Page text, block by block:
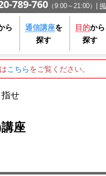
789-760 （9:00～21:00）
ら
通信講座を
探す
目的から
探す
こちら をご覧ください。
せ
座